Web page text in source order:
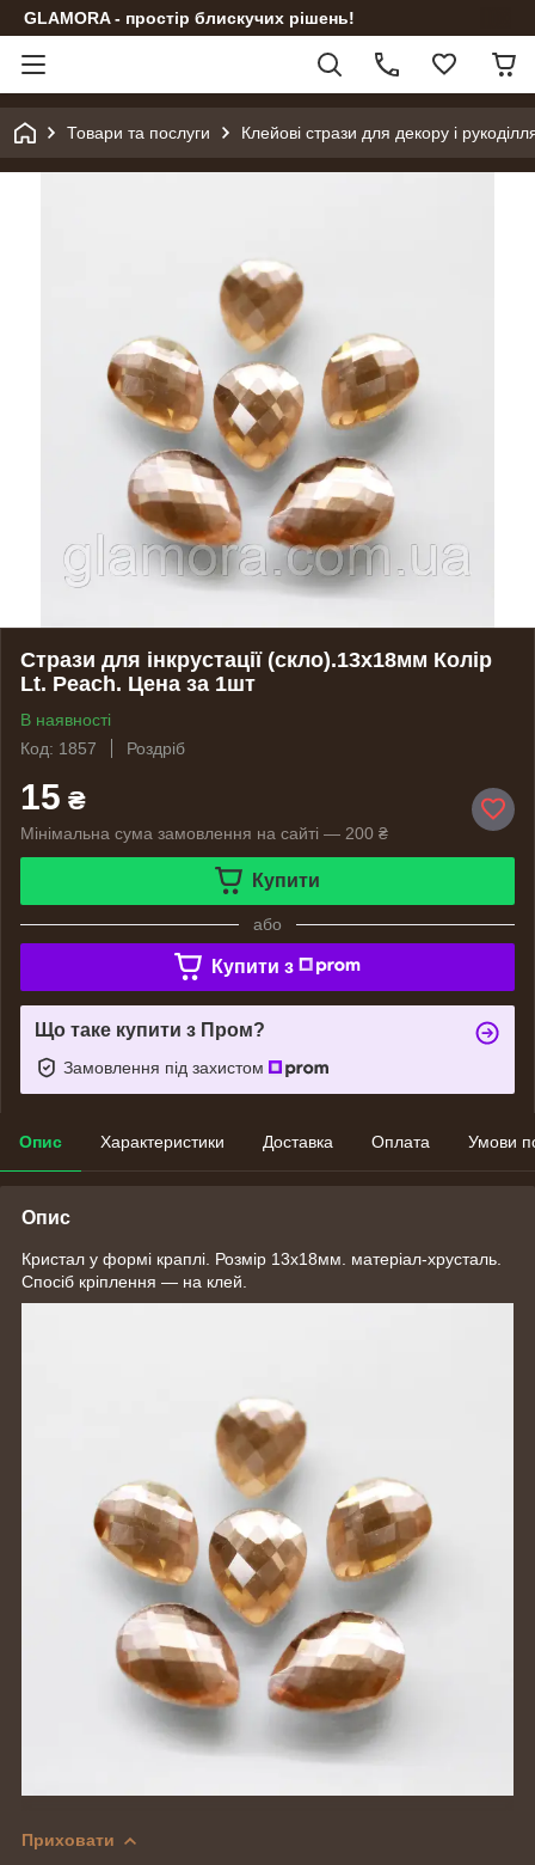
GLAMORA - простір блискучих рішень!
Товари та послуги Клейові стрази для декору і
Стрази для інкрустації (скло).13х18мм Колір
Lt. Peach. Цена за 1шт
В наявності
Код: 1857
Роздріб
15 ₴
Мінімальна сума замовлення на сайті — 200 ₴
Купити
або
Купити з
Що таке купити з Пром?
Замовлення під захистом
Опис Характеристики Доставка Оплата Умови
Опис
Кристал у формі краплі. Розмір 13х18мм. матеріал-хрусталь.
Спосіб кріплення — на клей.
Приховати